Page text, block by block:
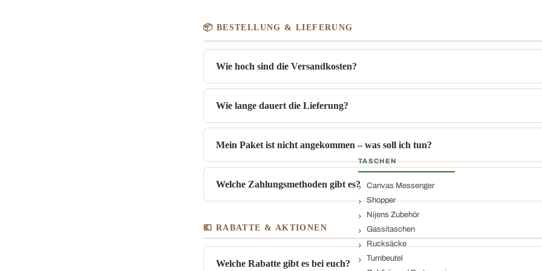
TASCHEN
Canvas Messenger
Shopper
Nijens Zubehör
Gassitaschen
Rucksäcke
Turnbeutel
📦 BESTELLUNG & LIEFERUNG
Wie hoch sind die Versandkosten?
Wie lange dauert die Lieferung?
Mein Paket ist nicht angekommen – was soll ich tun?
Welche Zahlungsmethoden gibt es?
💶 RABATTE & AKTIONEN
Welche Rabatte gibt es bei euch?